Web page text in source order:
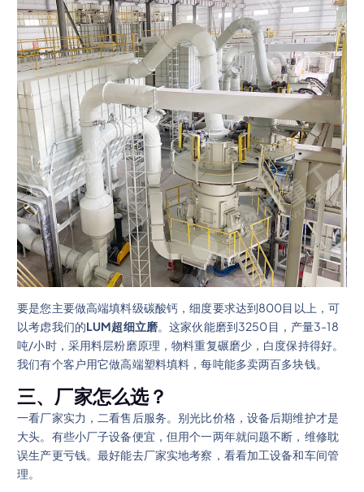
要是您主要做高端填料级碳酸钙，细度要求达到800目以上，可
以考虑我们的LUM超细立磨。这家伙能磨到3250目，产量3-18
吨/小时，采用料层粉磨原理，物料重复碾磨少，白度保持得好。
我们有个客户用它做高端塑料填料，每吨能多卖两百多块钱。
三、厂家怎么选？
一看厂家实力，二看售后服务。别光比价格，设备后期维护才是
大头。有些小厂子设备便宜，但用个一两年就问题不断，维修耽
误生产更亏钱。最好能去厂家实地考察，看看加工设备和车间管
理。